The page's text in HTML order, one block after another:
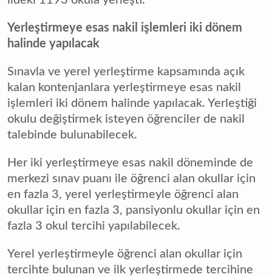
Yerleştirmeye esas nakil işlemleri iki dönem
halinde yapılacak
Sınavla ve yerel yerleştirme kapsamında açık
kalan kontenjanlara yerleştirmeye esas nakil
işlemleri iki dönem halinde yapılacak. Yerleştiği
okulu değiştirmek isteyen öğrenciler de nakil
talebinde bulunabilecek.
Her iki yerleştirmeye esas nakil döneminde de
merkezi sınav puanı ile öğrenci alan okullar için
en fazla 3, yerel yerleştirmeyle öğrenci alan
okullar için en fazla 3, pansiyonlu okullar için en
fazla 3 okul tercihi yapılabilecek.
Yerel yerleştirmeyle öğrenci alan okullar için
tercihte bulunan ve ilk yerleştirmede tercihine